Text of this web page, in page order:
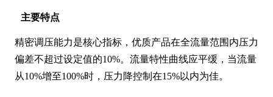
主要特点
精密调压能力是核心指标，优质产品在全流量范围内压力
偏差不超过设定值的10%。流量特性曲线应平缓，当流量
从10%增至100%时，压力降控制在15%以内为佳。